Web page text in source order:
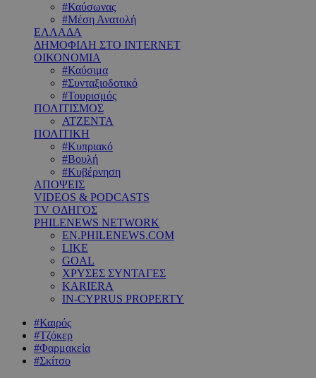
#Καύσωνας
#Μέση Ανατολή
ΕΛΛΑΔΑ
ΔΗΜΟΦΙΛΗ ΣΤΟ INTERNET
ΟΙΚΟΝΟΜΙΑ
#Καύσιμα
#Συνταξιοδοτικό
#Τουρισμός
ΠΟΛΙΤΙΣΜΟΣ
ΑΤΖΕΝΤΑ
ΠΟΛΙΤΙΚΗ
#Κυπριακό
#Βουλή
#Κυβέρνηση
ΑΠΟΨΕΙΣ
VIDEOS & PODCASTS
TV ΟΔΗΓΟΣ
PHILENEWS NETWORK
EN.PHILENEWS.COM
LIKE
GOAL
ΧΡΥΣΕΣ ΣΥΝΤΑΓΕΣ
KARIERA
IN-CYPRUS PROPERTY
#Καιρός
#Τζόκερ
#Φαρμακεία
#Σκίτσο